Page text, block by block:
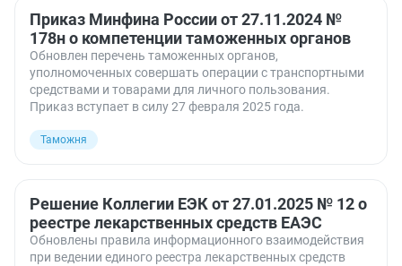
Приказ Минфина России от 27.11.2024 №
178н о компетенции таможенных органов
Обновлен перечень таможенных органов,
уполномоченных совершать операции с транспортными
средствами и товарами для личного пользования.
Приказ вступает в силу 27 февраля 2025 года.
Таможня
Решение Коллегии ЕЭК от 27.01.2025 № 12 о
реестре лекарственных средств ЕАЭС
Обновлены правила информационного взаимодействия
при ведении единого реестра лекарственных средств